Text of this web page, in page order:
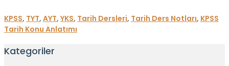
KPSS, TYT, AYT, YKS, Tarih Dersleri, Tarih Ders Notları, KPSS
Tarih Konu Anlatımı
Kategoriler